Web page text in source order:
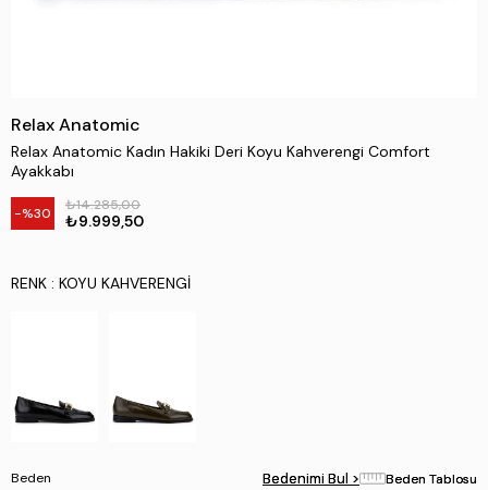
Relax Anatomic
Relax Anatomic Kadın Hakiki Deri Koyu Kahverengi Comfort
Ayakkabı
30 ₺14.285,00
₺9.999,50
RENK : KOYU KAHVERENGI
Beden Bedenimi Bul > Beden Tablosu
Bedenimi Bul > Beden Tablosu